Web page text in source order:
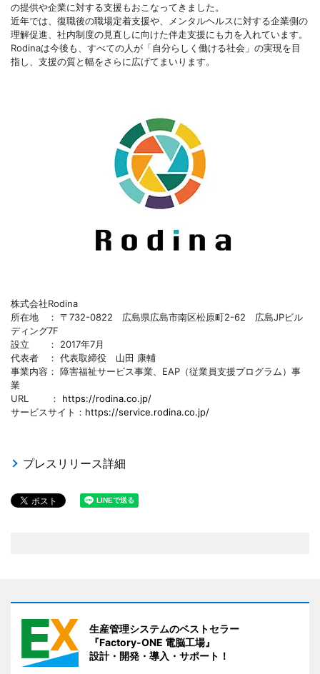
の提供や企業に対する支援もおこなってきました。
近年では、復職後の職場定着支援や、メンタルヘルスに対する企業側の
理解促進、社内制度の見直しに向けた伴走支援にも力を入れています。
Rodinaは今後も、すべての人が「自分らしく働ける社会」の実現を目
指し、支援の質と幅をさらに広げてまいります。
株式会社Rodina
所在地 ： 〒732-0822 広島県広島市南区松原町2-62 広島JPビル
ディング7F
設立 ： 2017年7月
代表者 ： 代表取締役 山田 康輔
事業内容： 障害福祉サービス事業、EAP（従業員支援プログラム）事
業
URL ： https://rodina.co.jp/
サービスサイト： https://service.rodina.co.jp/
プレスリリース詳細
生産管理システムのベストセラー
『Factory-ONE 電脳工場』
設計・開発・導入・サポート！